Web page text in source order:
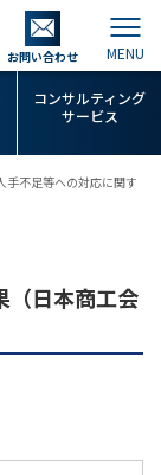
お問い合わせ
コンサルティング
サービス
手不足等への対応に関す
（日本商工会